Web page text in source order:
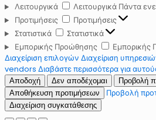
Λειτουργικά
Λειτουργικά Πάντα
Προτιμήσεις
Προτιμήσεις
Στατιστικά
Στατιστικά
Εμπορικής Προώθησης
Εμπορικής
Διαχείριση επιλογών Διαχείριση
vendors Διαβάστε περισσότερα για
Αποδοχή Δεν αποδέχομαι
Προβολή
Αποθήκευση προτιμήσεων
Προβολή
Διαχείριση συγκατάθεσης